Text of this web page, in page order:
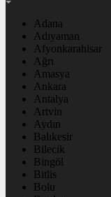
Adana
Adıyaman
Afyonkarahisar
Ağrı
Amasya
Ankara
Antalya
Artvin
Aydın
Balıkesir
Bilecik
Bingöl
Bitlis
Bolu